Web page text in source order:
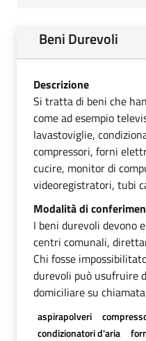
Beni Durevoli
Descrizione
Si tratta di beni che
come ad esempio
lavastoviglie,
compressori, forni
cucire, monitor di
videoregistratori, tubi
Modalità di
I beni durevoli devono
centri comunali,
Chi fosse
durevoli può usufruire
domiciliare su
aspirapolveri
condizionatori d'aria